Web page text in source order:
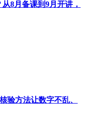
8月备课到9月开讲，
验方法让数字不乱、